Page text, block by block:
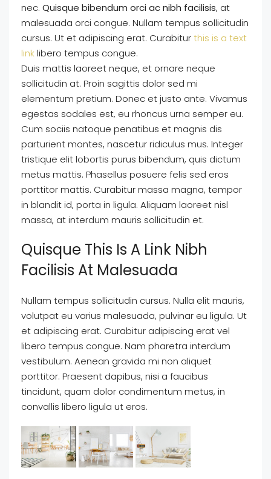
nec. Quisque bibendum orci ac nibh facilisis, at
malesuada orci congue. Nullam tempus sollicitudin
cursus. Ut et adipiscing erat. Curabiturthis is a text
linklibero tempus congue.
Duis mattis laoreet neque, et ornare neque
sollicitudin at. Proin sagittis dolor sed mi
elementum pretium. Donec et justo ante. Vivamus
egestas sodales est, eu rhoncus urna semper eu.
Cum sociis natoque penatibus et magnis dis
parturient montes, nascetur ridiculus mus. Integer
tristique elit lobortis purus bibendum, quis dictum
metus mattis. Phasellus posuere felis sed eros
porttitor mattis. Curabitur massa magna, tempor
in blandit id, porta in ligula. Aliquam laoreet nisl
massa, at interdum mauris sollicitudin et.
Quisque This Is A Link Nibh
Facilisis At Malesuada
Nullam tempus sollicitudin cursus. Nulla elit mauris,
volutpat eu varius malesuada, pulvinar eu ligula. Ut
et adipiscing erat. Curabitur adipiscing erat vel
libero tempus congue. Nam pharetra interdum
vestibulum. Aenean gravida mi non aliquet
porttitor. Praesent dapibus, nisi a faucibus
tincidunt, quam dolor condimentum metus, in
convallis libero ligula ut eros.